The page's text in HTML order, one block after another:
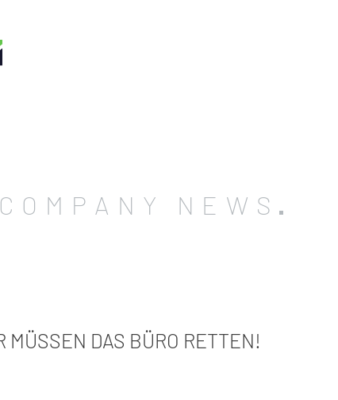
COMPANY NEWS
MÜSSEN DAS BÜRO RETTEN!